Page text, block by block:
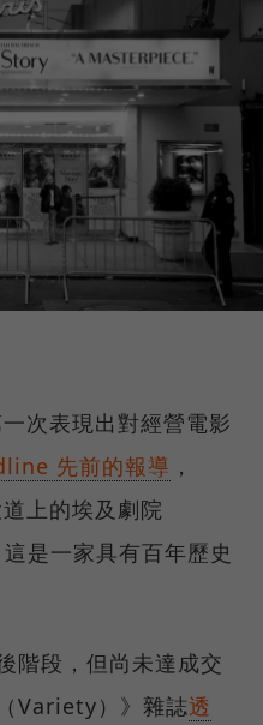
次表現出對經營電影
先前的報導 ，
上的埃及劇院
是一家具有百年歷史
階段，但尚未達成交
Variety）》雜誌透